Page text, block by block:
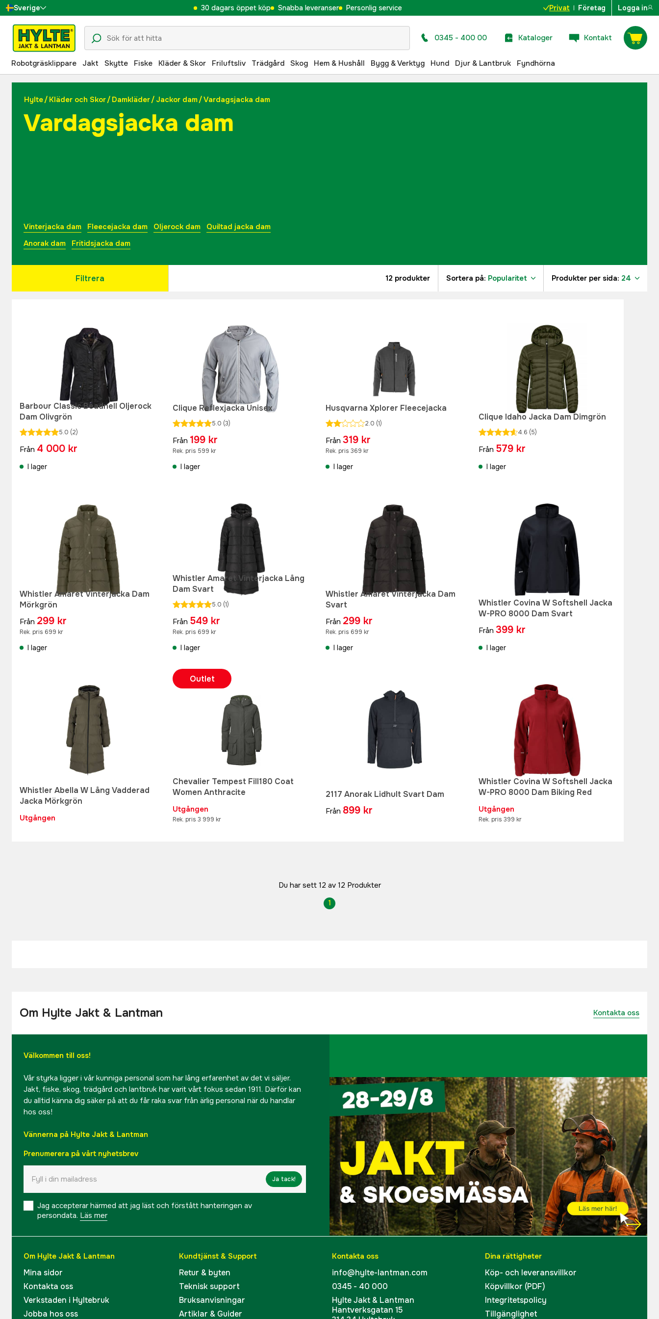
Sverige
Danmark
Suomi
Norge
30 dagars öppet köp Snabba leveranser Personlig service Privat Företag Logga in
0345 - 400 00 Kataloger Kontakt
Robotgräsklippare Jakt Skytte Fiske Kläder & Skor Friluftsliv Trädgård Skog Hem & Hushåll Bygg & Verktyg Hund Djur & Lantbruk Fyndhörna
Hylte/ Kläder och Skor/ Damkläder/ Jackor dam/Vardagsjacka dam
Vardagsjacka dam
Vinterjacka dam Fleecejacka dam Oljerock dam
Quiltad jacka dam
Anorak dam
Fritidsjacka dam
Filtrera 12 produkter Sortera på: Popularitet Produkter per sida: 24
Barbour Classic Beadnell Oljerock
Dam Olivgrön
5.0 (2)
Från 4 000 kr
I lager
Clique Reflexjacka Unisex
5.0 (3)
Från 199 kr
Rek. pris 599 kr
I lager
Husqvarna Xplorer Fleecejacka
2.0 (1)
Från 319 kr
Rek. pris 369 kr
I lager
Clique Idaho Jacka Dam Dimgrön
4.6 (5)
Från 579 kr
I lager
Whistler Amaret Vinterjacka Dam
Mörkgrön
Från 299 kr
Rek. pris 699 kr
I lager
Whistler Amaret Vinterjacka Lång
Dam Svart
5.0 (1)
Från 549 kr
Rek. pris 699 kr
I lager
Whistler Amaret Vinterjacka Dam
Svart
Från 299 kr
Rek. pris 699 kr
I lager
Whistler Covina W Softshell Jacka
W-PRO 8000 Dam Svart
Från 399 kr
I lager
Whistler Abella W Lång Vadderad
Jacka Mörkgrön
Utgången
Chevalier Tempest Fill180 Coat
Women Anthracite
Utgången
Rek. pris 3 999 kr
Outlet
2117 Anorak Lidhult Svart Dam
Från 899 kr
Whistler Covina W Softshell Jacka
W-PRO 8000 Dam Biking Red
Utgången
Rek. pris 399 kr
Du har sett 12 av 12 Produkter
1
Om Hylte Jakt & Lantman Kontakta oss
Välkommen till oss!
Vår styrka ligger i vår kunniga personal som har lång erfarenhet av det vi säljer.
Jakt, fiske, skog, trädgård och lantbruk har varit vårt fokus sedan 1911. Därför kan
du alltid känna dig säker på att du får raka svar från ärlig personal när du handlar
hos oss!
Vännerna på Hylte Jakt & Lantman
Prenumerera på vårt nyhetsbrev
Ja tack!
Jag accepterar härmed att jag läst och förstått hanteringen av
persondata. Läs mer
Om Hylte Jakt & Lantman
Mina sidor
Kontakta oss
Verkstaden i Hyltebruk
Jobba hos oss
Kundtjänst & Support
Retur & byten
Teknisk support
Bruksanvisningar
Artiklar & Guider
Kontakta oss
info@hylte-lantman.com
0345 - 40 000
Hylte Jakt & Lantman
Hantverksgatan 15
Dina rättigheter
Köp- och leveransvillkor
Köpvillkor (PDF)
Integritetspolicy
Tillgänglighet